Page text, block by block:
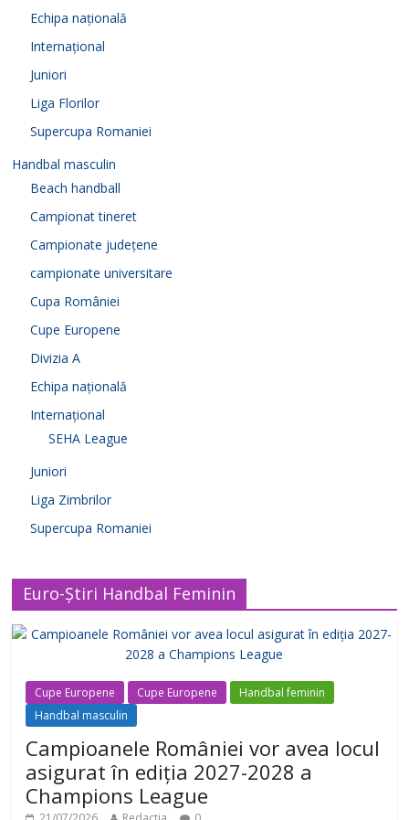
Echipa națională
Internațional
Juniori
Liga Florilor
Supercupa Romaniei
Handbal masculin
Beach handball
Campionat tineret
Campionate județene
campionate universitare
Cupa României
Cupe Europene
Divizia A
Echipa națională
Internațional
SEHA League
Juniori
Liga Zimbrilor
Supercupa Romaniei
Euro-Știri Handbal Feminin
Cupe Europene Cupe Europene
Handbal feminin
Handbal masculin
Campioanele României vor avea locul
asigurat în ediția 2027-2028 a
Champions League